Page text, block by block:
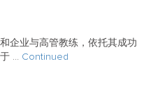
企业与高管教练，依托其成功
… Continued